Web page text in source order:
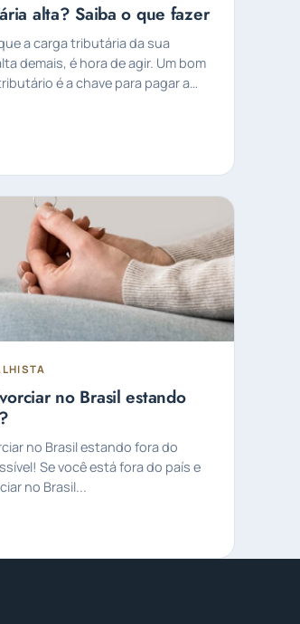
alta? Saiba o que fazer
a carga tributária da sua
demais, é hora de agir. Um bom
é a chave para pagar a
no Brasil estando
no Brasil estando fora do
Se você está fora do país e
no Brasil...